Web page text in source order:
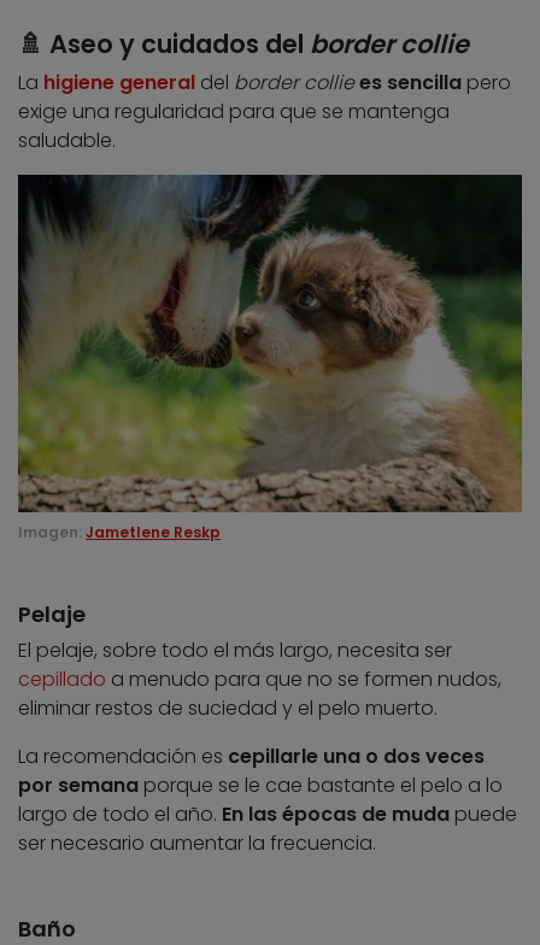
🚿 Aseo y cuidados del border collie
La higiene general del border colliees sencilla pero
exige una regularidad para que se mantenga
saludable.
Imagen: Jametlene Reskp
Pelaje
El pelaje, sobre todo el más largo, necesita ser
cepillado a menudo para que no se formen nudos,
eliminar restos de suciedad y el pelo muerto.
La recomendación es cepillarle una o dos veces
por semana porque se le cae bastante el pelo a lo
largo de todo el año. En las épocas de muda puede
ser necesario aumentar la frecuencia.
Baño